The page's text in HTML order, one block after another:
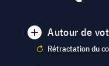
Autour de
Rétractation du